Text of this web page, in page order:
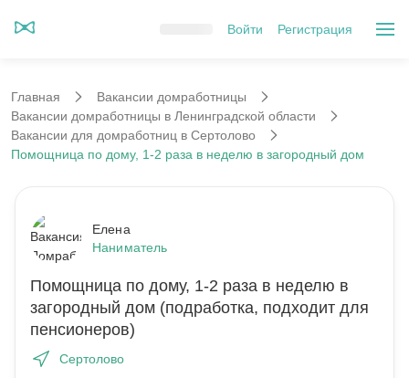
Войти Регистрация
Главная
Вакансии домработницы
Вакансии домработницы в Ленинградской области
Вакансии для домработниц в Сертолово
Помощница по дому, 1-2 раза в неделю в загородный дом
Елена
Наниматель
Помощница по дому, 1-2 раза в неделю в
загородный дом (подработка, подходит для
пенсионеров)
Сертолово